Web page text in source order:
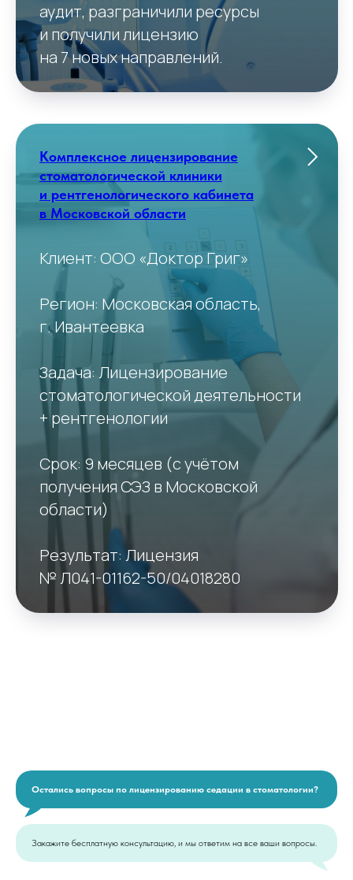
аудит, разграничили ресурсы
и получили лицензию
на 7 новых направлений.
Комплексное лицензирование
стоматологической клиники
и рентгенологического кабинета
в Московской области
Клиент: ООО «Доктор Григ»
Регион: Московская область,
г. Ивантеевка
Задача: Лицензирование
стоматологической деятельности
+ рентгенологии
Срок: 9 месяцев (с учётом
получения СЭЗ в Московской
области)
Результат: Лицензия
№ Л041-01162-50/04018280
Остались вопросы по лицензированию седации в стоматологии?
Закажите бесплатную консультацию, и мы ответим на все ваши вопросы.